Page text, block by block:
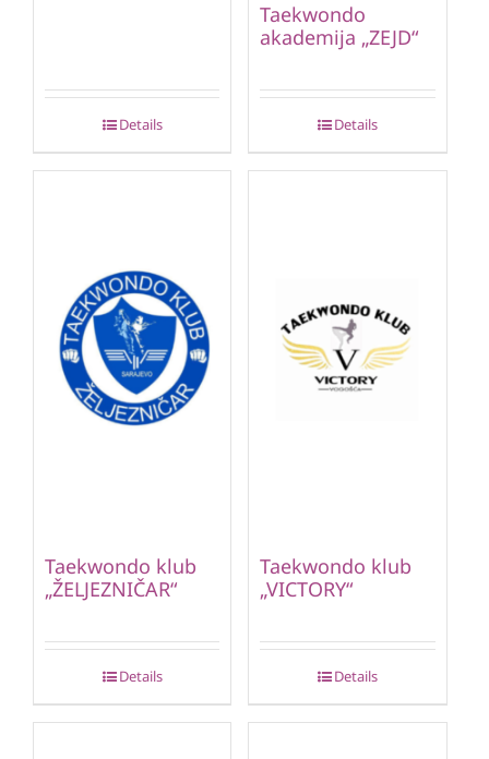
Details
Taekwondo
akademija „ZEJD“
Details
Taekwondo klub
„ŽELJEZNIČAR“
Details
Taekwondo klub
„VICTORY“
Details